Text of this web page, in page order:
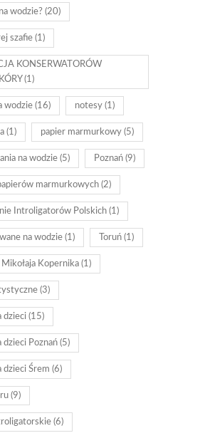
wodzie? (20)
szafie (1)
KONSERWATORÓW
(1)
wodzie (16) notesy (1)
(1) papier marmurkowy (5)
na wodzie (5) Poznań (9)
marmurkowych (2)
Introligatorów Polskich (1)
na wodzie (1) Toruń (1)
Kopernika (1)
(3)
dzieci (15)
Poznań (5)
dzieci Śrem (6)
(9)
(6)